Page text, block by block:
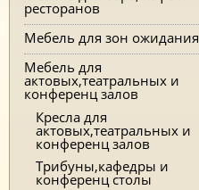
ресторанов
Мебель для зон ожидания
Мебель для
актовых,театральных и
конференц залов
Кресла для
актовых,театральных и
конференц залов
Трибуны,кафедры и
конференц столы